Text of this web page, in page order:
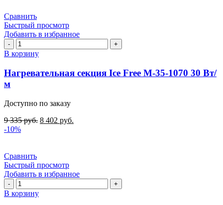
Сравнить
Быстрый просмотр
Добавить в избранное
Количество
товара
Нагревательная
Ice
1070
Вт/
м
В корзину
Нагревательная секция Ice Free М-35-1070 30 Вт/
м
Доступно по заказу
9 335руб. 8 402 руб.
-10%
Сравнить
Быстрый просмотр
Добавить в избранное
Количество
товара
Нагревательная
В корзину